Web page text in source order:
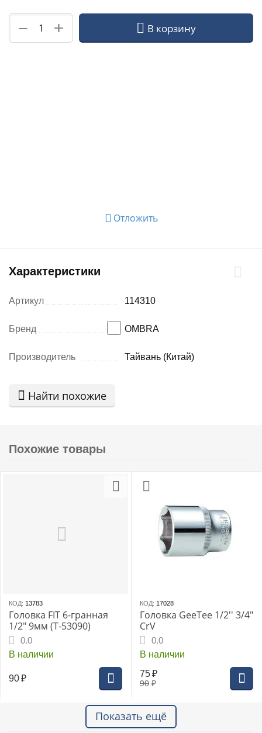
+
− В корзину
Отложить
Характеристики
Артикул 114310
Бренд OMBRA
Производитель Тайвань (Китай)
Найти похожие
Похожие товары
КОД: 13783
Головка FIT 6-гранная
1/2" 9мм (Т-53090)
0.0
В наличии
90 ₽
КОД: 17028
Головка GeeTee 1/2'' 3/4"
CrV
0.0
В наличии
90 ₽
75 ₽
Показать ещё